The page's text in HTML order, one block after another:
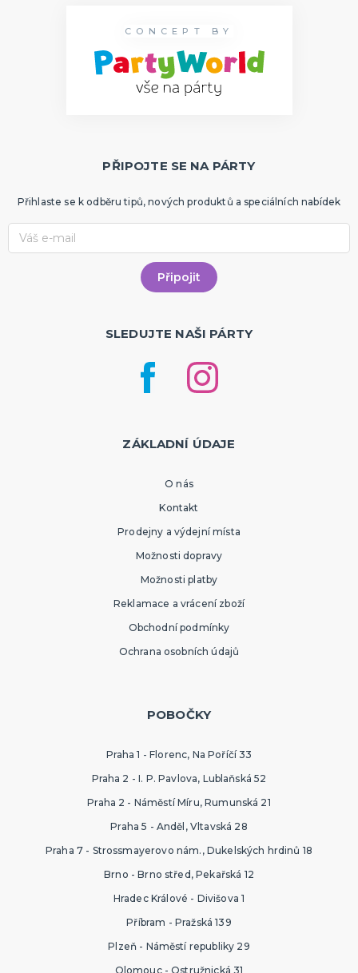
CONCEPT BY
PŘIPOJTE SE NA PÁRTY
Přihlaste se k odběru tipů, nových produktů a speciálních nabídek
SLEDUJTE NAŠI PÁRTY
ZÁKLADNÍ ÚDAJE
O nás
Kontakt
Prodejny a výdejní místa
Možnosti dopravy
Možnosti platby
Reklamace a vrácení zboží
Obchodní podmínky
Ochrana osobních údajů
POBOČKY
Praha 1 - Florenc, Na Poříčí 33
Praha 2 - I. P. Pavlova, Lublaňská 52
Praha 2 - Náměstí Míru, Rumunská 21
Praha 5 - Anděl, Vltavská 28
Praha 7 - Strossmayerovo nám., Dukelských hrdinů 18
Brno - Brno střed, Pekařská 12
Hradec Králové - Divišova 1
Příbram - Pražská 139
Plzeň - Náměstí republiky 29
Olomouc - Ostružnická 31